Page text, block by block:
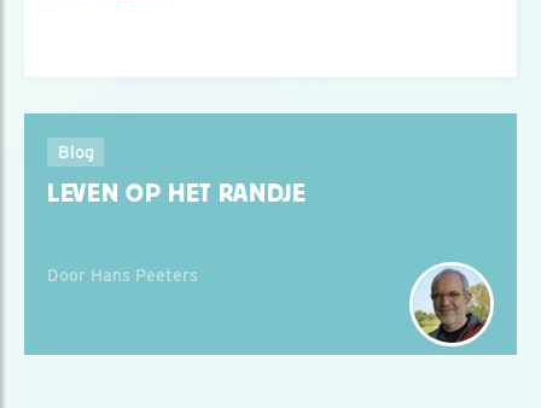
Blog
LEVEN OP HET RANDJE
Door Hans Peeters